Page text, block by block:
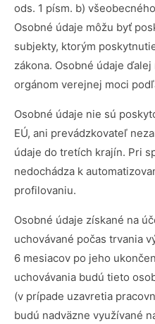
ods. 1 písm. b)
Osobné údaje môžu byť
subjekty, ktorým
zákona. Osobné údaje
orgánom verejnej moci
Osobné údaje nie sú
EÚ, ani prevádzkovateľ
údaje do tretích krajín. Pri
nedochádza k
profilovaniu.
Osobné údaje získané na
uchovávané počas trvania
6 mesiacov po jeho
uchovávania budú tieto
(v prípade uzavretia
budú nadväzne využívané